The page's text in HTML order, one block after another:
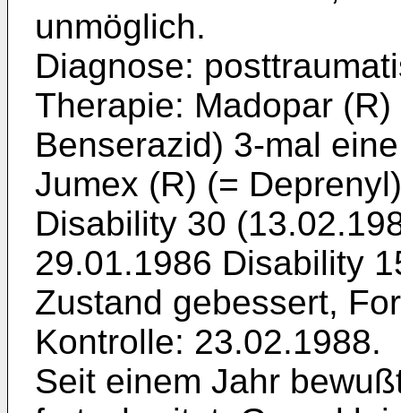
unmöglich.
Diagnose:
Therapie: Madopar
Benserazid) 3-mal
Jumex (R) (=
Disability 30
29.01.1986 Disability
Zustand gebessert,
Kontrolle: 23.02.1988.
Seit einem Jahr